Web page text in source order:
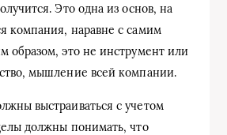
Это одна из основ, на
компания, наравне с самим
образом, это не инструмент или
мышление всей компании.
выстраиваться с учетом
должны понимать, что